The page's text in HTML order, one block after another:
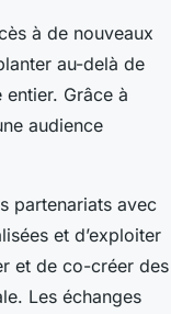
à de nouveaux
au-delà de
Grâce à
audience
partenariats avec
et d’exploiter
et de co-créer des
Les échanges